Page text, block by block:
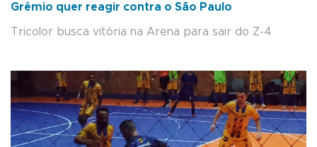
Grêmio quer reagir contra o São Paulo
Tricolor busca vitória na Arena para sair do Z-4